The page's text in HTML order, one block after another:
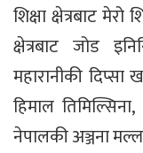
शिक्षा क्षेत्रबाट
क्षेत्रबाट जोड
महारानीकी दिप्सा
हिमाल
नेपालकी अञ्जना